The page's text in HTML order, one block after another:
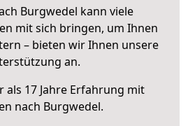
Burgwedel kann viele
mit sich bringen, um Ihnen
– bieten wir Ihnen unsere
an.
als 17 Jahre Erfahrung mit
nach Burgwedel.